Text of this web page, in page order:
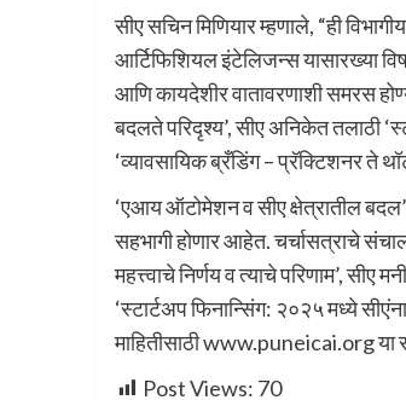
सीए सचिन मिणियार म्हणाले, “ही
आर्टिफिशियल इंटेलिजन्स यासारख्या
आणि कायदेशीर वातावरणाशी समरस
बदलते परिदृश्य’, सीए अनिकेत तलाठी
‘व्यावसायिक ब्रँडिंग – प्रॅक्टिशनर ते
‘एआय ऑटोमेशन व सीए क्षेत्रातील
सहभागी होणार आहेत. चर्चासत्राचे
महत्त्वाचे निर्णय व त्याचे परिणाम’,
‘स्टार्टअप फिनान्सिंग: २०२५ मध्ये
माहितीसाठी www.puneicai.org या
Post Views: 70